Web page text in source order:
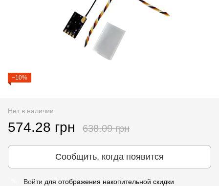
−10%
Нет в наличии
574.28 грн 638.09 грн
Сообщить, когда появится
Войти для отображения накопительной скидки